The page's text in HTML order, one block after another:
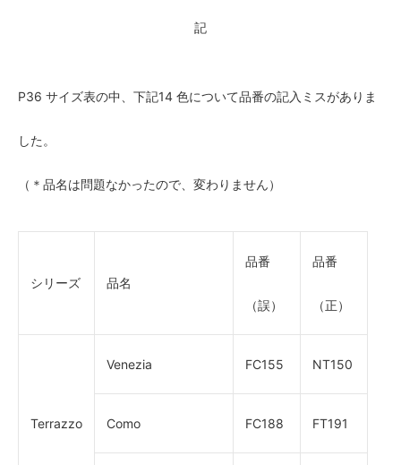
記
P36 サイズ表の中、下記14 ⾊について品番の記入ミスがありま
した。
（＊品名は問題なかったので、変わりません）
シリーズ 品名
品番
（誤）
品番
（正）
Terrazzo
Venezia FC155 NT150
Como FC188 FT191